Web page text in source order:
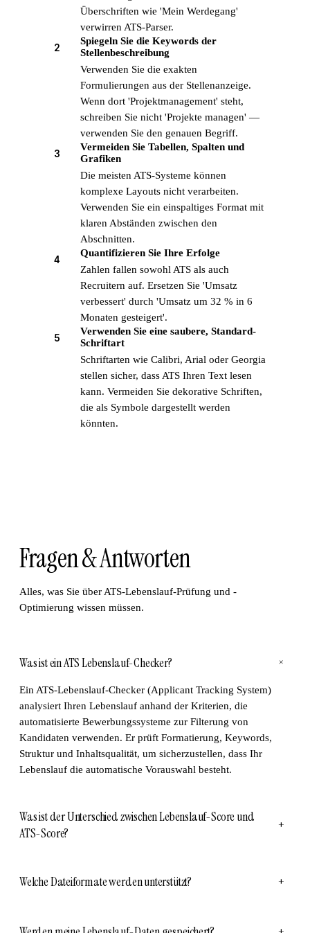
Überschriften wie 'Mein Werdegang'
verwirren ATS-Parser.
2
Spiegeln Sie die Keywords der
Stellenbeschreibung
Verwenden Sie die exakten
Formulierungen aus der Stellenanzeige.
Wenn dort 'Projektmanagement' steht,
schreiben Sie nicht 'Projekte managen' —
verwenden Sie den genauen Begriff.
3
Vermeiden Sie Tabellen, Spalten und
Grafiken
Die meisten ATS-Systeme können
komplexe Layouts nicht verarbeiten.
Verwenden Sie ein einspaltiges Format mit
klaren Abständen zwischen den
Abschnitten.
4
Quantifizieren Sie Ihre Erfolge
Zahlen fallen sowohl ATS als auch
Recruitern auf. Ersetzen Sie 'Umsatz
verbessert' durch 'Umsatz um 32 % in 6
Monaten gesteigert'.
5
Verwenden Sie eine saubere, Standard-
Schriftart
Schriftarten wie Calibri, Arial oder Georgia
stellen sicher, dass ATS Ihren Text lesen
kann. Vermeiden Sie dekorative Schriften,
die als Symbole dargestellt werden
könnten.
Fragen & Antworten
Alles, was Sie über ATS-Lebenslauf-Prüfung und -
Optimierung wissen müssen.
Was ist ein ATS Lebenslauf-Checker? +
Ein ATS-Lebenslauf-Checker (Applicant Tracking System)
analysiert Ihren Lebenslauf anhand der Kriterien, die
automatisierte Bewerbungssysteme zur Filterung von
Kandidaten verwenden. Er prüft Formatierung, Keywords,
Struktur und Inhaltsqualität, um sicherzustellen, dass Ihr
Lebenslauf die automatische Vorauswahl besteht.
Was ist der Unterschied zwischen Lebenslauf-Score und
ATS-Score?
+
Welche Dateiformate werden unterstützt? +